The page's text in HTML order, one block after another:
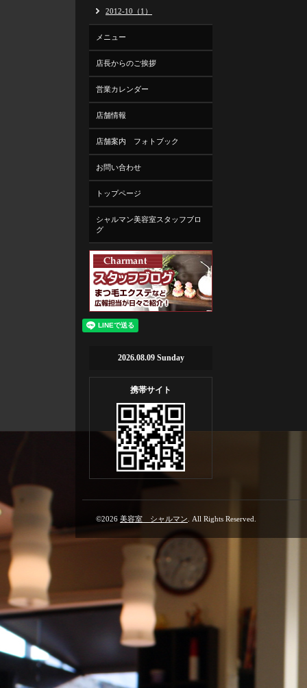
2012-10（1）
メニュー
店長からのご挨拶
営業カレンダー
店舗情報
店舗案内 フォトブック
お問い合わせ
トップページ
シャルマン美容室スタッフブロ
グ
2026.08.09 Sunday
携帯サイト
©2026 美容室 シャルマン . All Rights Reserved.